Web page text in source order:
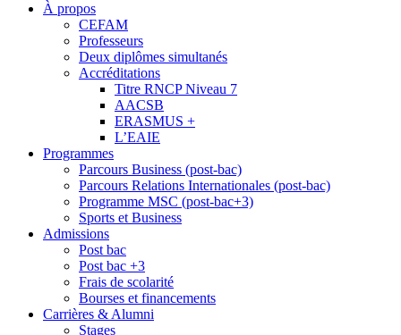
À propos
CEFAM
Professeurs
Deux diplômes simultanés
Accréditations
Titre RNCP Niveau 7
AACSB
ERASMUS +
L’EAIE
Programmes
Parcours Business (post-bac)
Parcours Relations Internationales (post-bac)
Programme MSC (post-bac+3)
Sports et Business
Admissions
Post bac
Post bac +3
Frais de scolarité
Bourses et financements
Carrières & Alumni
Stages